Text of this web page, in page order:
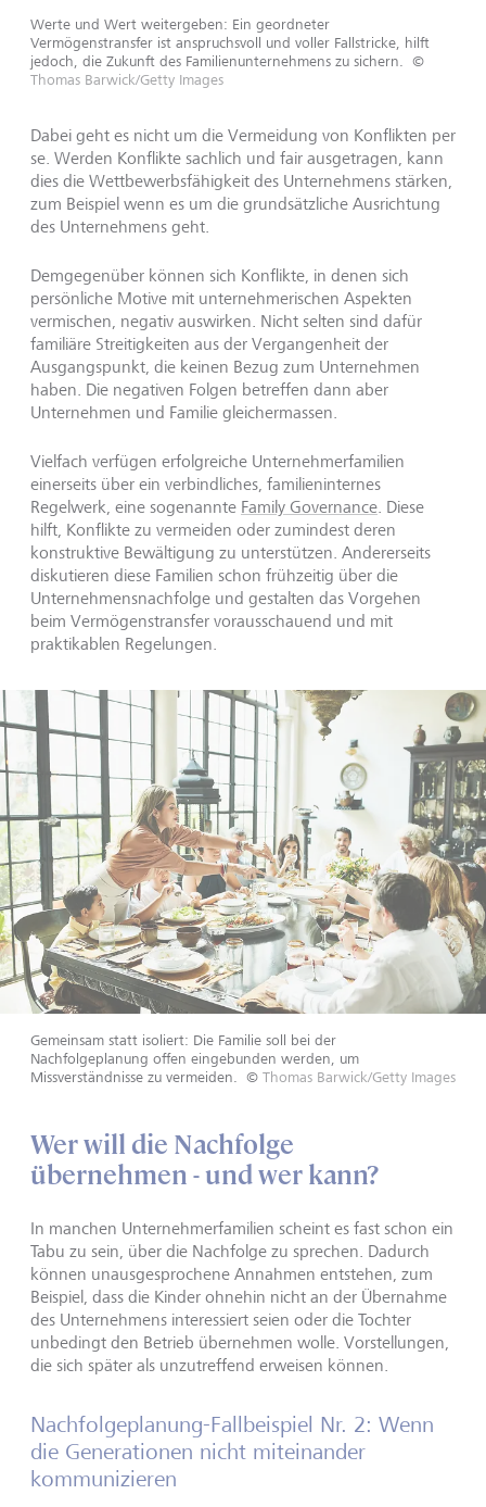
Werte und Wert weitergeben: Ein geordneter
Vermögenstransfer ist anspruchsvoll und voller Fallstricke, hilft
jedoch, die Zukunft des Familienunternehmens zu sichern.
©
Thomas Barwick/Getty Images
Dabei geht es nicht um die Vermeidung von Konflikten per
se. Werden Konflikte sachlich und fair ausgetragen, kann
dies die Wettbewerbsfähigkeit des Unternehmens stärken,
zum Beispiel wenn es um die grundsätzliche Ausrichtung
des Unternehmens geht.
Demgegenüber können sich Konflikte, in denen sich
persönliche Motive mit unternehmerischen Aspekten
vermischen, negativ auswirken. Nicht selten sind dafür
familiäre Streitigkeiten aus der Vergangenheit der
Ausgangspunkt, die keinen Bezug zum Unternehmen
haben. Die negativen Folgen betreffen dann aber
Unternehmen und Familie gleichermassen.
Vielfach verfügen erfolgreiche Unternehmerfamilien
einerseits über ein verbindliches, familieninternes
Regelwerk, eine sogenannte Family Governance . Diese
hilft, Konflikte zu vermeiden oder zumindest deren
konstruktive Bewältigung zu unterstützen. Andererseits
diskutieren diese Familien schon frühzeitig über die
Unternehmensnachfolge und gestalten das Vorgehen
beim Vermögenstransfer vorausschauend und mit
praktikablen Regelungen.
Gemeinsam statt isoliert: Die Familie soll bei der
Nachfolgeplanung offen eingebunden werden, um
Missverständnisse zu vermeiden. © Thomas Barwick/Getty Images
Wer will die Nachfolge
übernehmen - und wer kann?
In manchen Unternehmerfamilien scheint es fast schon ein
Tabu zu sein, über die Nachfolge zu sprechen. Dadurch
können unausgesprochene Annahmen entstehen, zum
Beispiel, dass die Kinder ohnehin nicht an der Übernahme
des Unternehmens interessiert seien oder die Tochter
unbedingt den Betrieb übernehmen wolle. Vorstellungen,
die sich später als unzutreffend erweisen können.
Nachfolgeplanung-Fallbeispiel Nr. 2: Wenn
die Generationen nicht miteinander
kommunizieren